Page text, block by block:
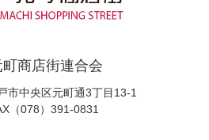
商店街連合会
市中央区元町通3丁目13-1
（078）391-0831